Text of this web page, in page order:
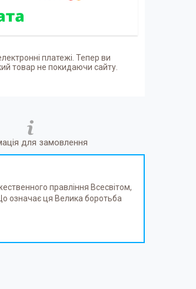
платежі. Тепер ви
товар не покидаючи сайту.
для замовлення
правління Всесвітом,
Що означає ця Велика боротьба